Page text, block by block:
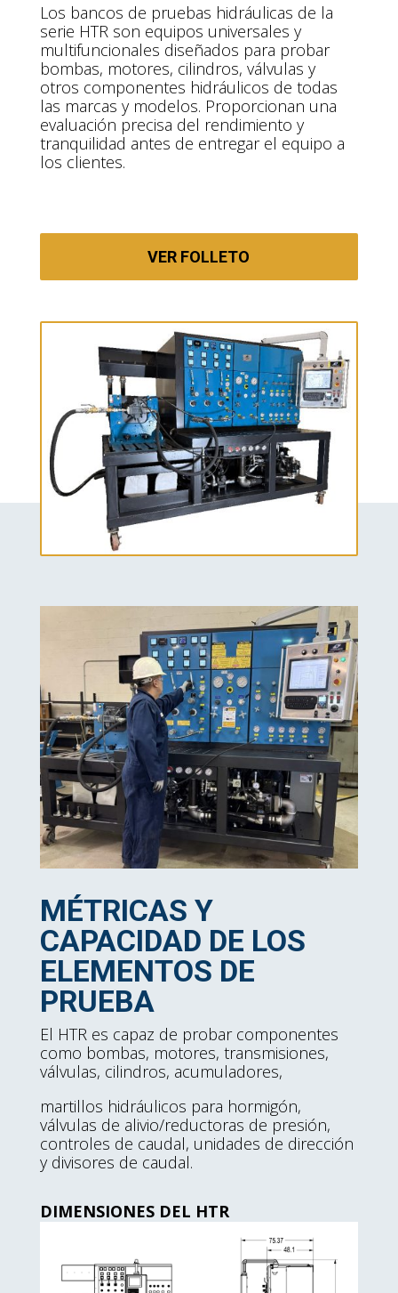
Los bancos de pruebas hidráulicas de la
serie HTR son equipos universales y
multifuncionales diseñados para probar
bombas, motores, cilindros, válvulas y
otros componentes hidráulicos de todas
las marcas y modelos. Proporcionan una
evaluación precisa del rendimiento y
tranquilidad antes de entregar el equipo a
los clientes.
VER FOLLETO
MÉTRICAS Y
CAPACIDAD DE LOS
ELEMENTOS DE
PRUEBA
El HTR es capaz de probar componentes
como bombas, motores, transmisiones,
válvulas, cilindros, acumuladores,
martillos hidráulicos para hormigón,
válvulas de alivio/reductoras de presión,
controles de caudal, unidades de dirección
y divisores de caudal.
DIMENSIONES DEL HTR